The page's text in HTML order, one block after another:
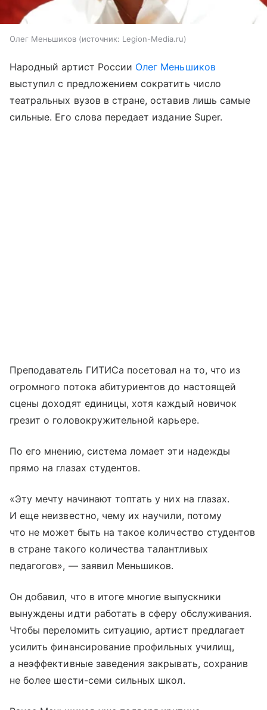
Олег Меньшиков источник: Legion-Media.ru
Народный артист России Олег Меньшиков
выступил с предложением сократить число
театральных вузов в стране, оставив лишь самые
сильные. Его слова передает издание Super.
Преподаватель ГИТИСа посетовал на то, что из
огромного потока абитуриентов до настоящей
сцены доходят единицы, хотя каждый новичок
грезит о головокружительной карьере.
По его мнению, система ломает эти надежды
прямо на глазах студентов.
«Эту мечту начинают топтать у них на глазах.
И еще неизвестно, чему их научили, потому
что не может быть на такое количество студентов
в стране такого количества талантливых
педагогов», — заявил Меньшиков.
Он добавил, что в итоге многие выпускники
вынуждены идти работать в сферу обслуживания.
Чтобы переломить ситуацию, артист предлагает
усилить финансирование профильных училищ,
а неэффективные заведения закрывать, сохранив
не более шести-семи сильных школ.